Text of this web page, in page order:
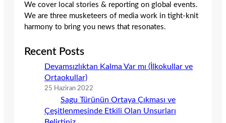
We cover local stories & reporting on global events.
We are three musketeers of media work in tight-knit
harmony to bring you news that resonates.
Recent Posts
Devamsızlıktan Kalma Var mı (İlkokullar ve
Ortaokullar)
25 Haziran 2022
Sagu Türünün Ortaya Çıkması ve
Çeşitlenmesinde Etkili Olan Unsurları